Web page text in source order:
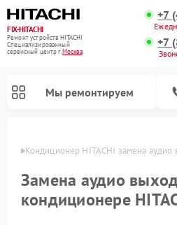
FIX-HITACHI
Ремонт устройств HITACHI
Специализированный
cервисный центр г.Москва
+7
+7
Мы ремонтируем
Кондиционер HITACHI замена аудио
Замена аудио
кондиционере